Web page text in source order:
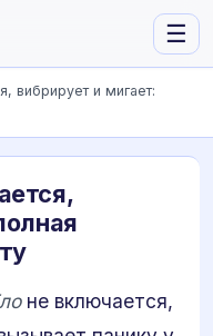
☰
вибрирует и мигает:
не включается,